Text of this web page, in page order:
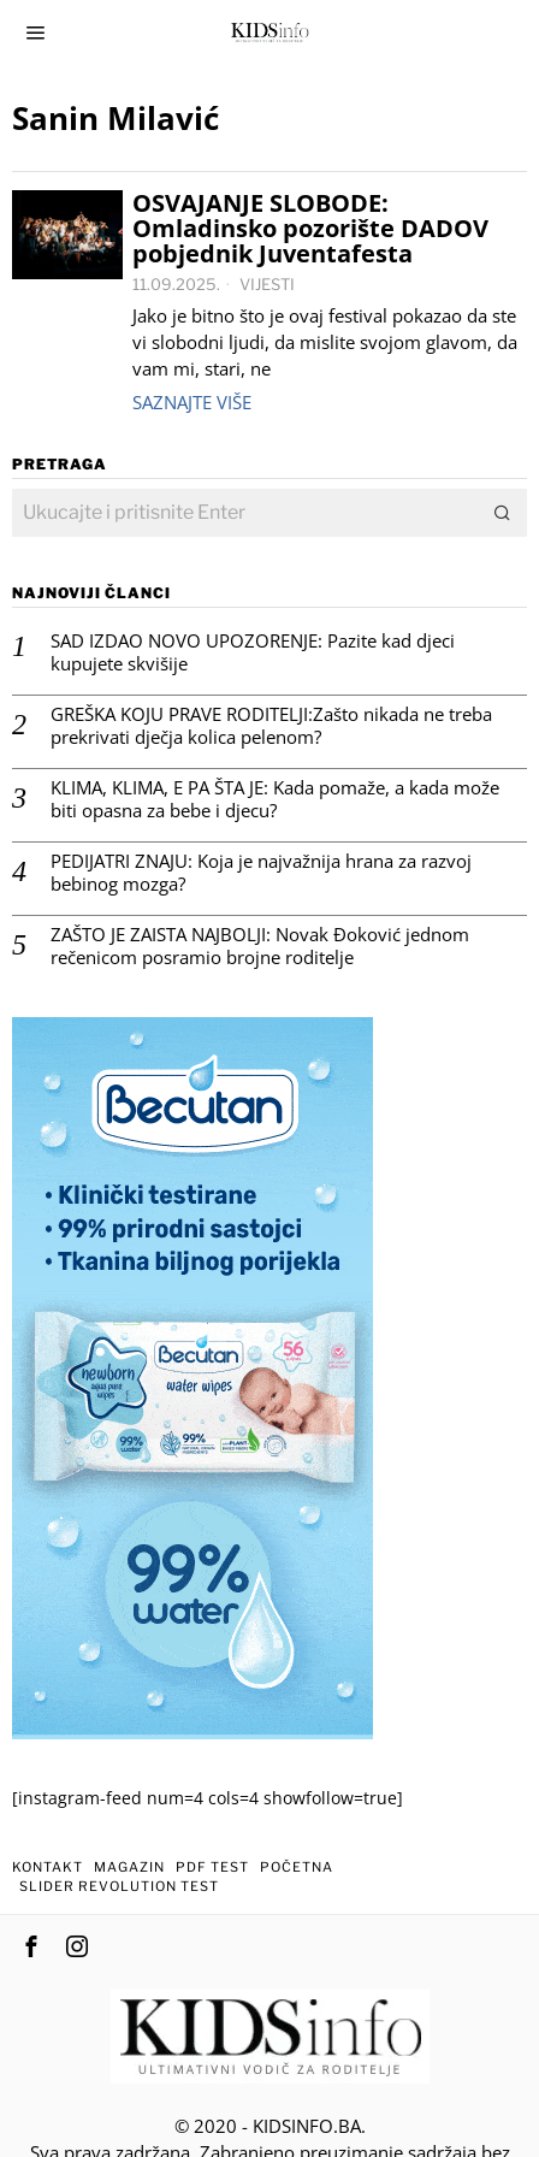
Sanin Milavić
OSVAJANJE SLOBODE:
Omladinsko pozorište DADOV
pobjednik Juventafesta
11.09.2025. VIJESTI
Jako je bitno što je ovaj festival pokazao da ste
vi slobodni ljudi, da mislite svojom glavom, da
vam mi, stari, ne
SAZNAJTE VIŠE
PRETRAGA
NAJNOVIJI ČLANCI
SAD IZDAO NOVO UPOZORENJE: Pazite kad djeci
kupujete skvišije
GREŠKA KOJU PRAVE RODITELJI:Zašto nikada ne treba
prekrivati dječja kolica pelenom?
KLIMA, KLIMA, E PA ŠTA JE: Kada pomaže, a kada može
biti opasna za bebe i djecu?
PEDIJATRI ZNAJU: Koja je najvažnija hrana za razvoj
bebinog mozga?
ZAŠTO JE ZAISTA NAJBOLJI: Novak Đoković jednom
rečenicom posramio brojne roditelje
[instagram-feed num=4 cols=4 showfollow=true]
KONTAKT MAGAZIN PDF TEST
POČETNA
SLIDER REVOLUTION TEST
© 2020 - KIDSINFO.BA.
Sva prava zadržana. Zabranjeno preuzimanje sadržaja bez